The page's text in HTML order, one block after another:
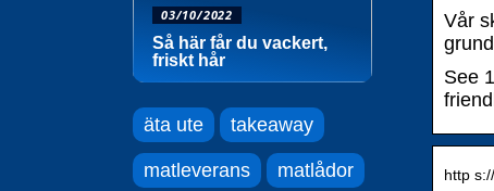
Vår
See
http
03/10/2022
Så här får du vackert,
friskt hår
äta ute takeaway
matleverans matlådor